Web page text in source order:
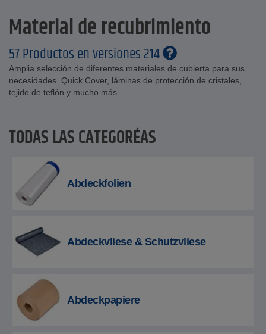
Material de recubrimiento
57 Productos en versiones 214
Amplia selección de diferentes materiales de cubierta para sus
necesidades. Quick Cover, láminas de protección de cristales,
tejido de teflón y mucho más
TODAS LAS CATEGORÍAS
Abdeckfolien
Abdeckvliese & Schutzvliese
Abdeckpapiere